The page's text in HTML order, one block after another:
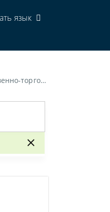
язык
аукциона]»